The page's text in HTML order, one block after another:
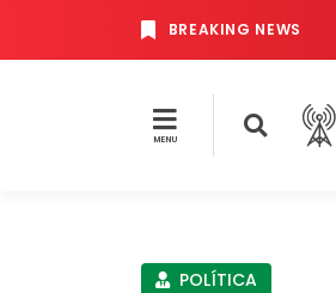
BREAKING NEWS
MENU
POLÍTICA